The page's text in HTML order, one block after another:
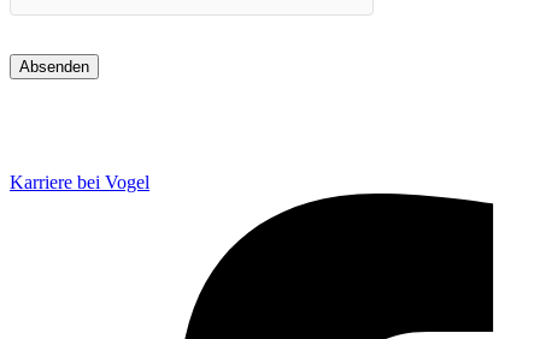
Karriere bei Vogel